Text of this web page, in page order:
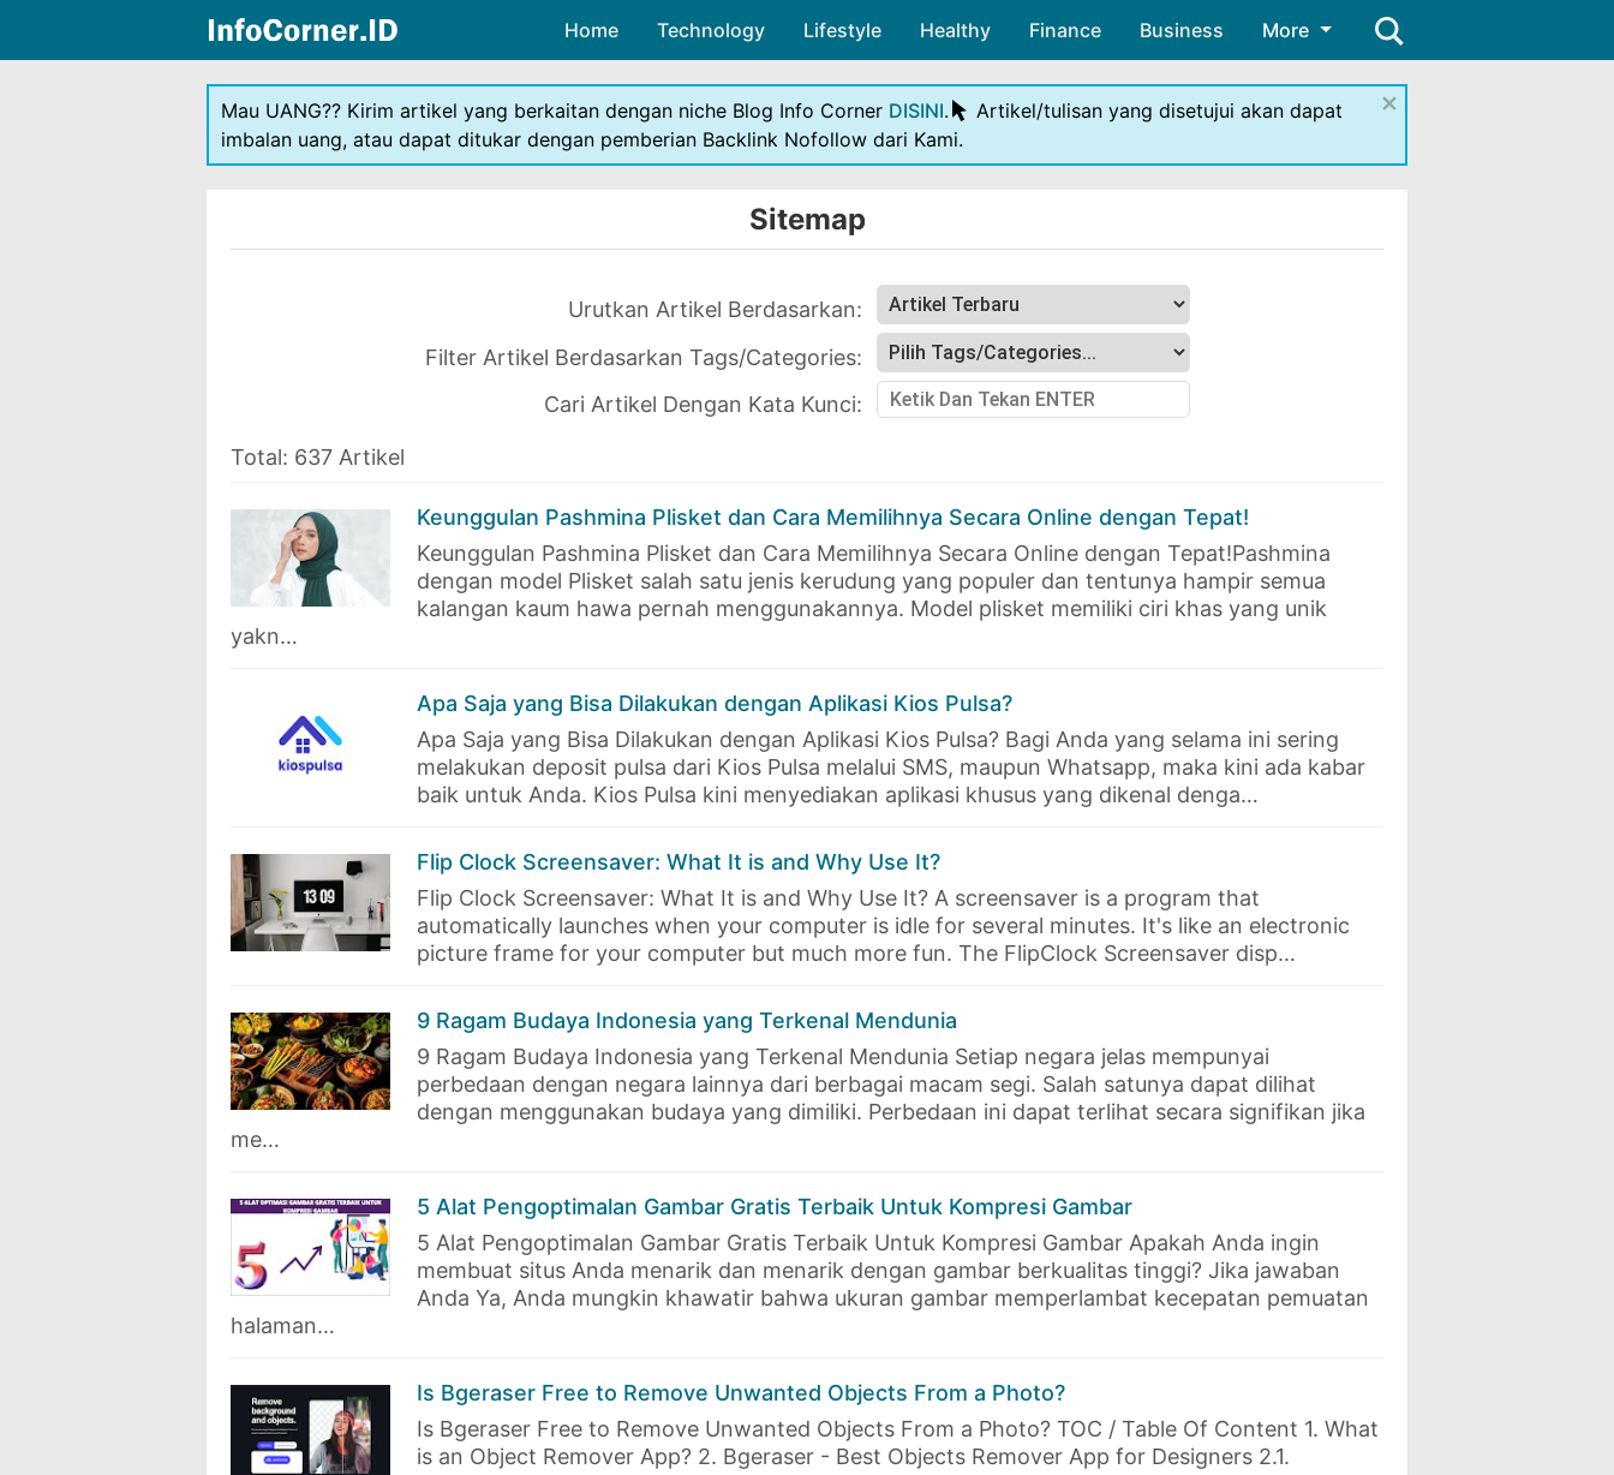
Skip to main content
Home Technology Lifestyle Healthy Finance Business More
Mau UANG?? Kirim artikel yang berkaitan dengan niche Blog Info Corner DISINI.
Artikel/tulisan yang disetujui akan dapat
imbalan uang, atau dapat ditukar dengan pemberian Backlink Nofollow dari Kami.
×
Sitemap
Urutkan Artikel Berdasarkan:
Filter Artikel Berdasarkan Tags/Categories:
Cari Artikel Dengan Kata Kunci:
Total: 637 Artikel
Keunggulan Pashmina Plisket dan Cara Memilihnya Secara Online dengan Tepat!
Keunggulan Pashmina Plisket dan Cara Memilihnya Secara Online dengan Tepat!Pashmina
dengan model Plisket salah satu jenis kerudung yang populer dan tentunya hampir semua
kalangan kaum hawa pernah menggunakannya. Model plisket memiliki ciri khas yang unik
yakn…
Apa Saja yang Bisa Dilakukan dengan Aplikasi Kios Pulsa?
Apa Saja yang Bisa Dilakukan dengan Aplikasi Kios Pulsa? Bagi Anda yang selama ini sering
melakukan deposit pulsa dari Kios Pulsa melalui SMS, maupun Whatsapp, maka kini ada kabar
baik untuk Anda. Kios Pulsa kini menyediakan aplikasi khusus yang dikenal denga…
Flip Clock Screensaver: What It is and Why Use It?
Flip Clock Screensaver: What It is and Why Use It? A screensaver is a program that
automatically launches when your computer is idle for several minutes. It's like an electronic
picture frame for your computer but much more fun. The FlipClock Screensaver disp…
9 Ragam Budaya Indonesia yang Terkenal Mendunia
9 Ragam Budaya Indonesia yang Terkenal Mendunia Setiap negara jelas mempunyai
perbedaan dengan negara lainnya dari berbagai macam segi. Salah satunya dapat dilihat
dengan menggunakan budaya yang dimiliki. Perbedaan ini dapat terlihat secara signifikan jika
me…
5 Alat Pengoptimalan Gambar Gratis Terbaik Untuk Kompresi Gambar
5 Alat Pengoptimalan Gambar Gratis Terbaik Untuk Kompresi Gambar Apakah Anda ingin
membuat situs Anda menarik dan menarik dengan gambar berkualitas tinggi? Jika jawaban
Anda Ya, Anda mungkin khawatir bahwa ukuran gambar memperlambat kecepatan pemuatan
halaman…
Is Bgeraser Free to Remove Unwanted Objects From a Photo?
Is Bgeraser Free to Remove Unwanted Objects From a Photo? TOC / Table Of Content 1. What
is an Object Remover App? 2. Bgeraser - Best Objects Remover App for Designers 2.1.